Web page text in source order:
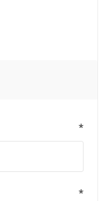
*
*